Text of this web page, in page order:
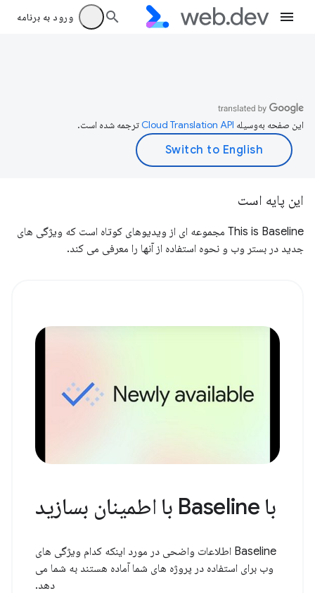
ورود به برنامه
این صفحه به‌وسیله ترجمه شده است.
این پایه است
This is Baseline مجموعه ای از ویدیوهای کوتاه است که ویژگی های
جدید در بستر وب و نحوه استفاده از آنها را معرفی می کند.
با Baseline با اطمینان بسازید
Baseline اطلاعات واضحی در مورد اینکه کدام ویژگی های
وب برای استفاده در پروژه های شما آماده هستند به شما می
دهد.